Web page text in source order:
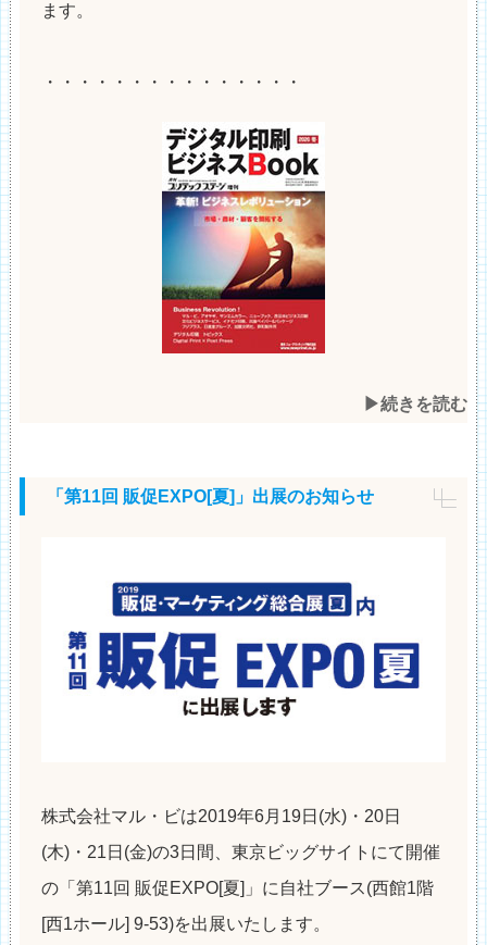
ます。
・・・・・・・・・・・・・・・
▶︎続きを読む
「第11回 販促EXPO[夏]」出展のお知らせ
株式会社マル・ビは2019年6月19日(水)・20日
(木)・21日(金)の3日間、東京ビッグサイトにて開催
の「第11回 販促EXPO[夏]」に自社ブース(西館1階
[西1ホール] 9-53)を出展いたします。